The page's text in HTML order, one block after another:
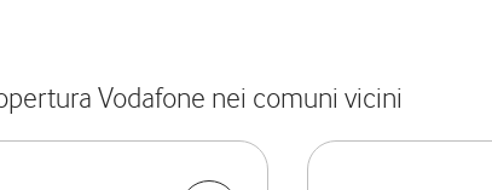
Vodafone nei comuni vicini